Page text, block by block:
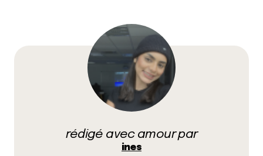
Votre adresse e-mail ne sera pas publiée.
champs obligatoires sont indiqués avec
Prévenez-moi de tous les nouveaux commentaires
rédigé avec amour par
ines